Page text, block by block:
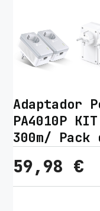
Adaptador
PA4010P
300m/ Pack
59,98 €